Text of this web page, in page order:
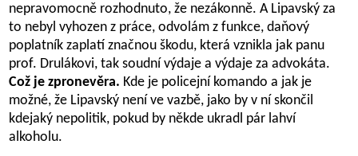
nepravomocně rozhodnuto, že nezákonně. A Lipavský za
to nebyl vyhozen z práce, odvolám z funkce, daňový
poplatník zaplatí značnou škodu, která vznikla jak panu
prof. Drulákovi, tak soudní výdaje a výdaje za advokáta.
Což je zpronevěra. Kde je policejní komando a jak je
možné, že Lipavský není ve vazbě, jako by v ní skončil
kdejaký nepolitik, pokud by někde ukradl pár lahví
alkoholu.